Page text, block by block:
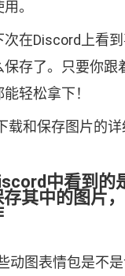
。
次在Discord上看
存了。只要你跟
轻松拿下！
中看到的
其中的图片
动图表情包是不是